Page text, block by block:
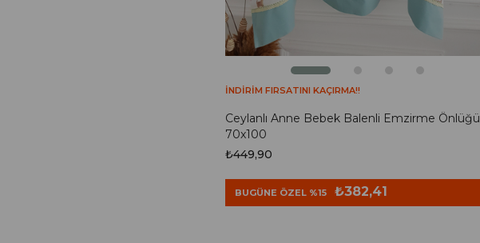
Ceylanlı Anne Bebek Balenli Emzirme Önlüğü
70x100
₺449,90
BUGÜNE ÖZEL %15 ₺382,41
İNDİRİM FIRSATINI KAÇIRMA!!